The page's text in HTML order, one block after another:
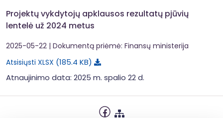
Projektų vykdytojų apklausos rezultatų pjūvių
lentelė už 2024 metus
2025-05-22 | Dokumentą priėmė: Finansų ministerija
Atsisiųsti XLSX 185.4 KB
Atnaujinimo data: 2025 m. spalio 22 d.